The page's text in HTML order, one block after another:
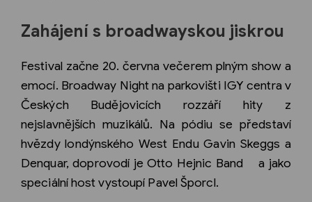
Zahájení s broadwayskou jiskrou
Festival začne 20. června večerem plným show a
emocí. Broadway Night na parkovišti IGY centra v
Českých Budějovicích rozzáří hity z
nejslavnějších muzikálů. Na pódiu se představí
hvězdy londýnského West Endu Gavin Skeggs a
Denquar, doprovodí je Otto Hejnic Band a jako
speciální host vystoupí Pavel Šporcl.